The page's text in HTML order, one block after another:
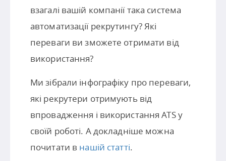
взагалі вашій компанії така система
автоматизації рекрутингу? Які
переваги ви зможете отримати від
використання?
Ми зібрали інфографіку про переваги,
які рекрутери отримують від
впровадження і використання ATS у
своїй роботі. А докладніше можна
почитати в нашій статті.